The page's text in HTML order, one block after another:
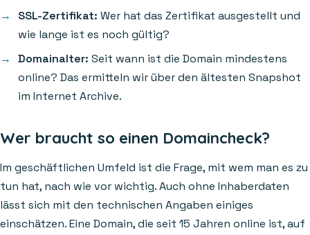
SSL-Zertifikat: Wer hat das Zertifikat ausgestellt und
wie lange ist es noch gültig?
Domainalter: Seit wann ist die Domain mindestens
online? Das ermitteln wir über den ältesten Snapshot
im Internet Archive.
Wer braucht so einen Domaincheck?
Im geschäftlichen Umfeld ist die Frage, mit wem man es zu
tun hat, nach wie vor wichtig. Auch ohne Inhaberdaten
lässt sich mit den technischen Angaben einiges
einschätzen. Eine Domain, die seit 15 Jahren online ist, auf